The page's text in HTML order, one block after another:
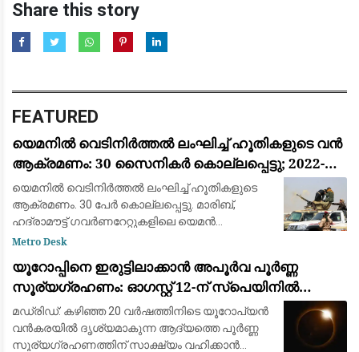
Share this story
FEATURED
യെമനിൽ വെടിനിർത്തൽ ലംഘിച്ച് ഹൂതികളുടെ വൻ
ആക്രമണം: 30 സൈനികർ കൊല്ലപ്പെട്ടു; 2022-ന്
ശേഷമുള്ള ഏറ്റവും വലിയ ഏറ്റുമുട്ടൽ
യെമനിൽ വെടിനിർത്തൽ ലംഘിച്ച് ഹൂതികളുടെ
ആക്രമണം. 30 പേർ കൊല്ലപ്പെട്ടു. മാരിബ്,
ഹദ്രാമൗട്ട് ഗവർണറേറ്റുകളിലെ യെമൻ
എമർജൻസി ഫോഴ്‌സ് ക്യാമ്പുകൾക്ക്
വലിയ ആക്രമണമാണിത്
Metro Desk
യൂറോപ്പിനെ ഇരുട്ടിലാക്കാൻ അപൂർവ പൂർണ്ണ
സൂര്യഗ്രഹണം: ഓഗസ്റ്റ് 12-ന് സ്പെയിനിൽ
പ്രകൃതിയുടെ വിസ്മയക്കാഴ്ച
മഡ്രിഡ്: കഴിഞ്ഞ 20 വർഷത്തിനിടെ യൂറോപ്യൻ
വൻകരയിൽ ദൃശ്യമാകുന്ന ആദ്യത്തെ പൂർണ്ണ
സൂര്യഗ്രഹണത്തിന് സാക്ഷ്യം വഹിക്കാൻ